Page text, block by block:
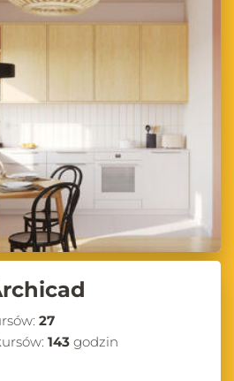
27
143 godzin